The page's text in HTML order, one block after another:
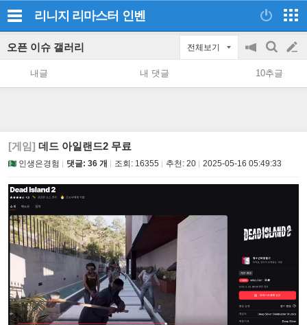
리니지 리마스터 인벤
오픈 이슈 갤러리 전체보기
공
지
on/off
검
색
글
쓰
내글 내 댓글 10추글
[게임] 데드 아일랜드2 무료
인생은경험 댓글: 36 개 조회: 16355 추천: 20 2025-05-16 05:49:33